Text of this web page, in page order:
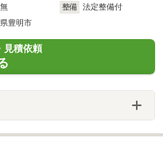
整備
法定整備付
豊明市
見積依頼